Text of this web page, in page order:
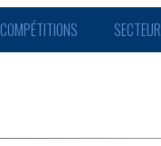
COMPÉTITIONS